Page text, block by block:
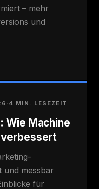
– mehr
und
· 4 MIN. LESEZEIT
Wie Machine
verbessert
und messbar
für